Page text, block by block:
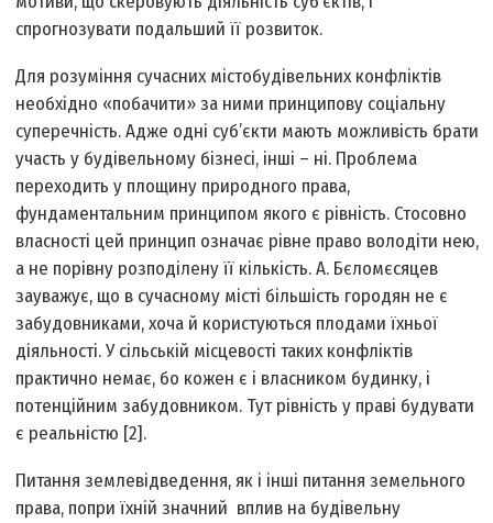
спрогнозувати подальший її розвиток.
Для розуміння сучасних містобудівельних конфліктів
необхідно «побачити» за ними принципову соціальну
суперечність. Адже одні суб’єкти мають можливість брати
участь у будівельному бізнесі, інші – ні. Проблема
переходить у площину природного права,
фундаментальним принципом якого є рівність. Стосовно
власності цей принцип означає рівне право володіти нею,
а не порівну розподілену її кількість. А. Бєломєсяцев
зауважує, що в сучасному місті більшість городян не є
забудовниками, хоча й користуються плодами їхньої
діяльності. У сільській місцевості таких конфліктів
практично немає, бо кожен є і власником будинку, і
потенційним забудовником. Тут рівність у праві будувати
є реальністю [2].
Питання землевідведення, як і інші питання земельного
права, попри їхній значний вплив на будівельну